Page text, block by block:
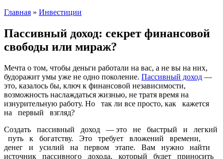
Главная » Инвестиции
Пассивный доход: секрет финансовой
свободы или мираж?
Мечта о том, чтобы деньги работали на вас, а не вы на них,
будоражит умы уже не одно поколение. Пассивный доход —
это, казалось бы, ключ к финансовой независимости,
возможность наслаждаться жизнью, не тратя время на
изнурительную работу. Но так ли все просто, как кажется
на первый взгляд?
Создать пассивный доход — это не быстрый и легкий
путь к богатству. Это требует вложений времени,
денег и усилий на первом этапе. Вам нужно найти
источник пассивного дохода, который будет приносить